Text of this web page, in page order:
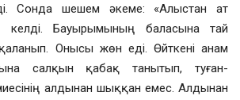
Сонда шешем әкеме: «Алыстан ат
Бауырымының баласына тай
Онысы жөн еді. Өйткені анам
салқын қабақ танытып, туған-
алдынан шыққан емес. Алдынан